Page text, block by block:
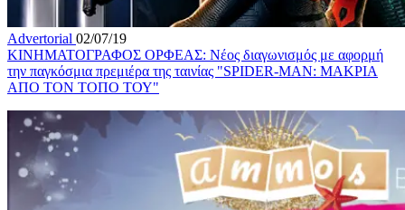
Advertorial 02/07/19
ΚΙΝΗΜΑΤΟΓΡΑΦΟΣ ΟΡΦΕΑΣ: Νέος διαγωνισμός με αφορμή
την παγκόσμια πρεμιέρα της ταινίας "SPIDER-MAN: ΜΑΚΡΙΑ
ΑΠΟ ΤΟΝ ΤΟΠΟ ΤΟΥ"